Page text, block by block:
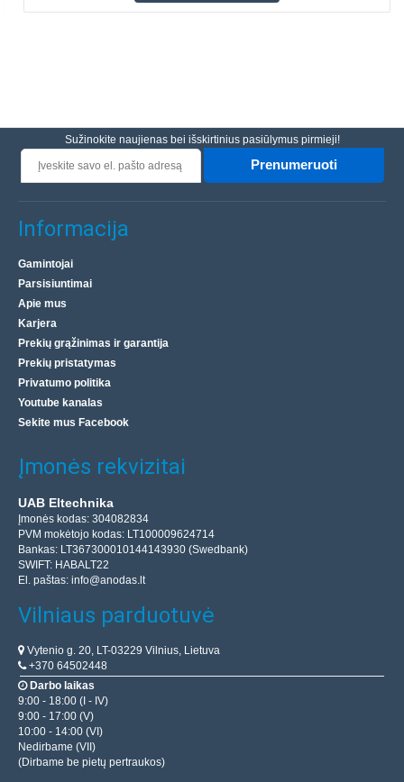
Sužinokite naujienas bei išskirtinius pasiūlymus pirmieji!
Prenumeruoti
Informacija
Gamintojai
Parsisiuntimai
Apie mus
Karjera
Prekių grąžinimas ir garantija
Prekių pristatymas
Privatumo politika
Youtube kanalas
Sekite mus Facebook
Įmonės rekvizitai
UAB Eltechnika
Įmonės kodas: 304082834
PVM mokėtojo kodas: LT100009624714
Bankas: LT367300010144143930 (Swedbank)
SWIFT: HABALT22
El. paštas: info@anodas.lt
Vilniaus parduotuvė
Vytenio g. 20, LT-03229 Vilnius, Lietuva
+370 64502448
Darbo laikas
9:00 - 18:00 (I - IV)
9:00 - 17:00 (V)
10:00 - 14:00 (VI)
Nedirbame (VII)
(Dirbame be pietų pertraukos)